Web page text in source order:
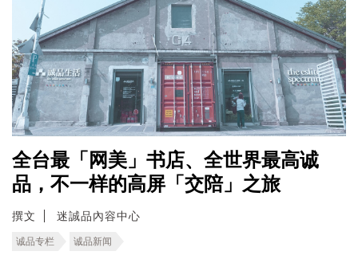
全台最「网美」书店、全世界最高诚
品，不一样的高屏「交陪」之旅
撰文 迷誠品內容中心
诚品专栏 诚品新闻